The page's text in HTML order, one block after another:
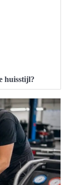
huisstijl?